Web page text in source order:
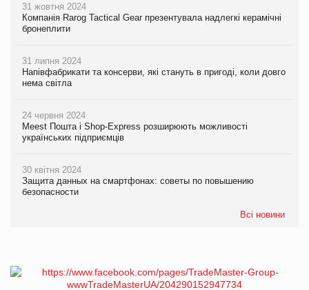
31 жовтня 2024
Компанія Rarog Tactical Gear презентувала надлегкі керамічні
бронеплити
31 липня 2024
Напівфабрикати та консерви, які стануть в пригоді, коли довго
нема світла
24 червня 2024
Meest Пошта і Shop-Express розширюють можливості
українських підприємців
30 квітня 2024
Защита данных на смартфонах: советы по повышению
безопасности
Всі новини